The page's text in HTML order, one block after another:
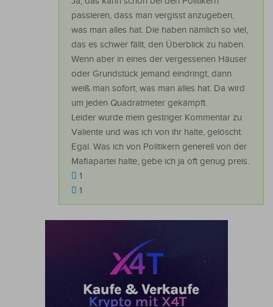
passieren, dass man vergisst anzugeben,
was man alles hat. Die haben nämlich so viel,
das es schwer fällt, den Überblick zu haben.
Wenn aber in eines der vergessenen Häuser
oder Grundstück jemand eindringt, dann
weiß man sofort, was man alles hat. Da wird
um jeden Quadratmeter gekämpft.
Leider wurde mein gestriger Kommentar zu
Valiente und was ich von ihr halte, gelöscht.
Egal. Was ich von Politikern generell von der
Mafiapartei halte, gebe ich ja oft genug preis.
1
1